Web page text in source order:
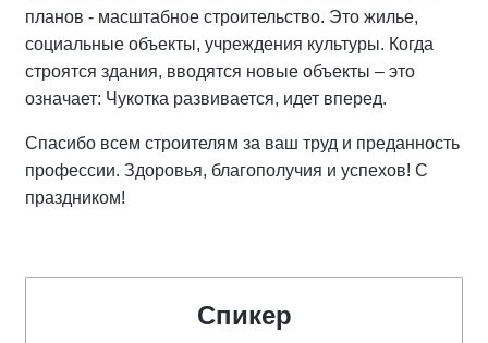
планов - масштабное строительство. Это жилье,
социальные объекты, учреждения культуры. Когда
строятся здания, вводятся новые объекты – это
означает: Чукотка развивается, идет вперед.
Спасибо всем строителям за ваш труд и преданность
профессии. Здоровья, благополучия и успехов! С
праздником!
Спикер